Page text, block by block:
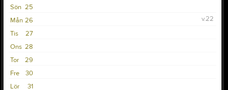
25
Sön
26
Mån
v.22
27
Tis
28
Ons
29
Tor
30
Fre
31
Lör